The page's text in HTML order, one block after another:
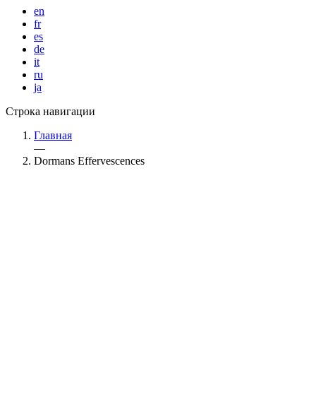
en
fr
es
de
it
ru
ja
Строка навигации
Главная
—
Dormans Effervescences